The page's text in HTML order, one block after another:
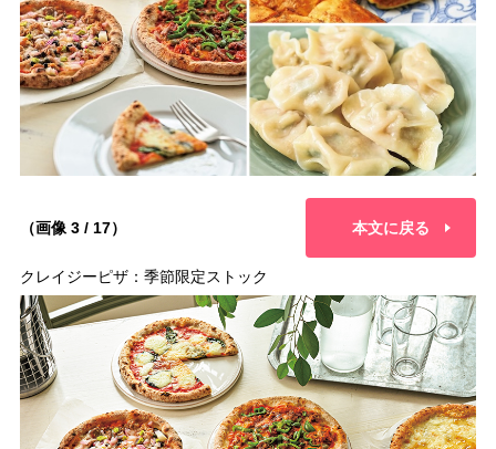
（画像 3 / 17） 本文に戻る
クレイジーピザ：季節限定ストック